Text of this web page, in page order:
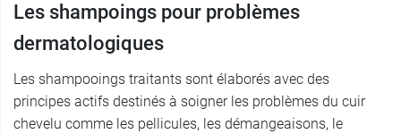
Les shampoings pour problèmes
dermatologiques
Les shampooings traitants sont élaborés avec des
principes actifs destinés à soigner les problèmes du cuir
chevelu comme les pellicules, les démangeaisons, le